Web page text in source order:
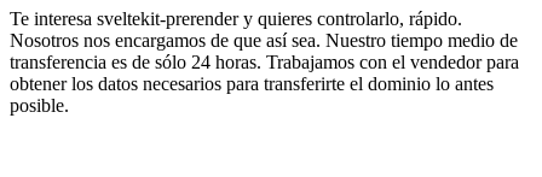
Te interesa sveltekit-prerender y quieres controlarlo, rápido.
Nosotros nos encargamos de que así sea. Nuestro tiempo medio de
transferencia es de sólo 24 horas. Trabajamos con el vendedor para
obtener los datos necesarios para transferirte el dominio lo antes
posible.